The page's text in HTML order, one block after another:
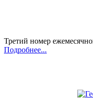
Третий номер
Подробнее...